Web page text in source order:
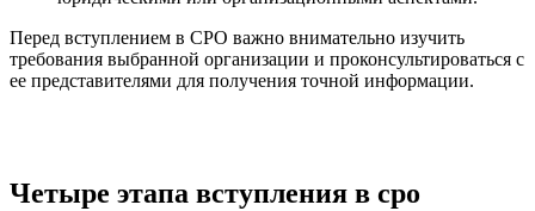
Перед вступлением в СРО важно внимательно изучить
требования выбранной организации и проконсультироваться с
ее представителями для получения точной информации.
Четыре этапа вступления в сро